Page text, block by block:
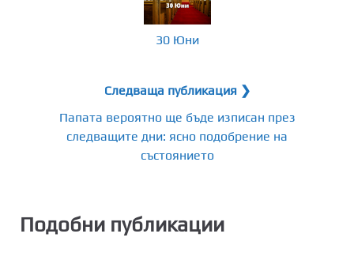
30 Юни
Следваща публикация ❯
Папата вероятно ще бъде изписан през
следващите дни: ясно подобрение на
състоянието
Подобни публикации